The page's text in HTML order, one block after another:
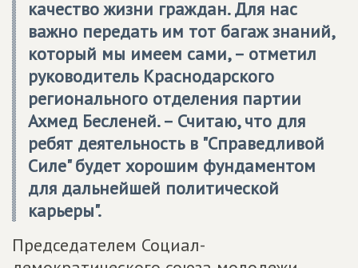
качество жизни граждан. Для нас
важно передать им тот багаж знаний,
который мы имеем сами, – отметил
руководитель Краснодарского
регионального отделения партии
Ахмед Бесленей. – Считаю, что для
ребят деятельность в "Справедливой
Силе" будет хорошим фундаментом
для дальнейшей политической
карьеры".
Председателем Социал-